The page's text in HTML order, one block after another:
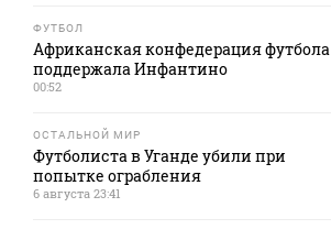
ФУТБОЛ
Африканская конфедерация футбола
поддержала Инфантино
00:52
ОСТАЛЬНОЙ МИР
Футболиста в Уганде убили при
попытке ограбления
6 августа 23:41